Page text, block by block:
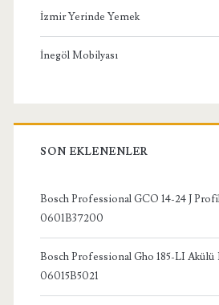
İzmir Yerinde Yemek
İnegöl Mobilyası
SON EKLENENLER
Bosch Professional GCO 14-24 J
0601B37200
Bosch Professional Gho 185-LI Akülü
06015B5021